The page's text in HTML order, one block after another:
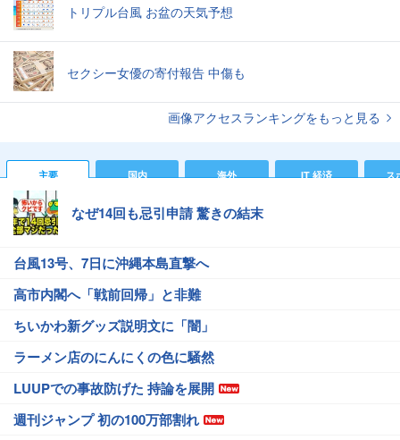
トリプル台風 お盆の天気予想
セクシー女優の寄付報告 中傷も
画像アクセスランキングをもっと見る
主要 国内 海外 IT 経済 ス
なぜ14回も忌引申請 驚きの結末
台風13号、7日に沖縄本島直撃へ
高市内閣へ「戦前回帰」と非難
ちいかわ新グッズ説明文に「闇」
ラーメン店のにんにくの色に騒然
LUUPでの事故防げた 持論を展開
週刊ジャンプ 初の100万部割れ